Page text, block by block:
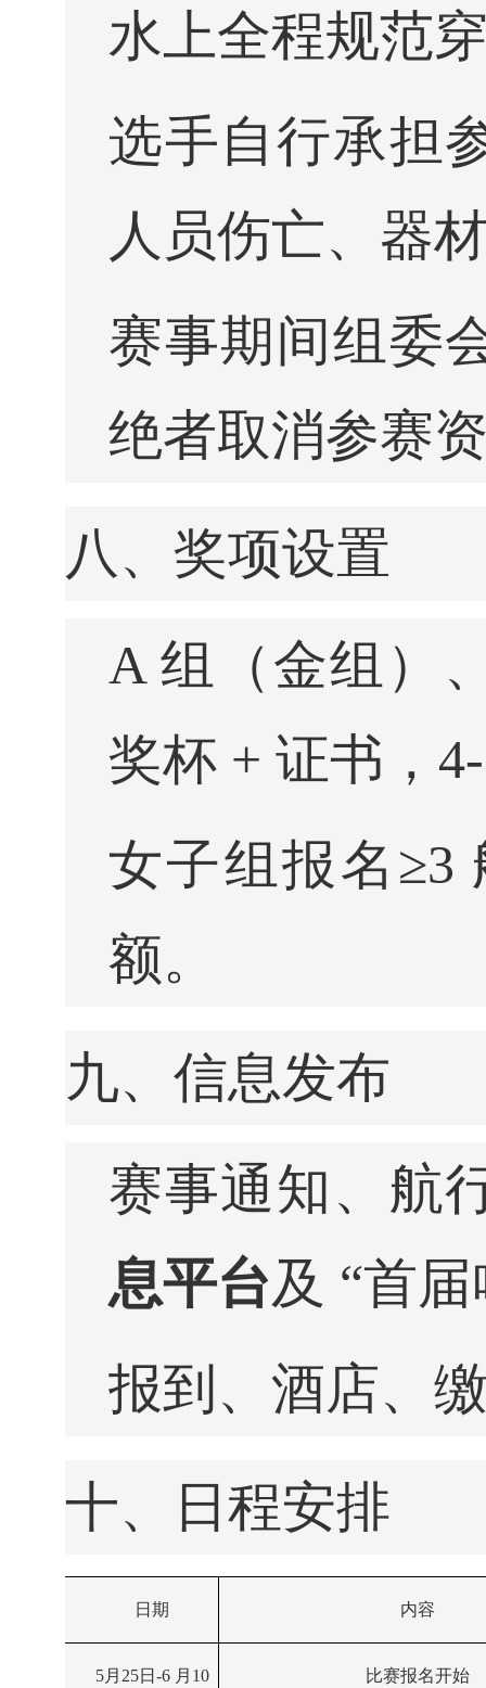
水上全程规范
选手自行承担
人员伤亡、器
赛事期间组委
绝者取消参赛
八、奖项设置
A 组（金组）
奖杯 + 证书，
女子组报名≥3
额。
九、信息发布
赛事通知、航
息平台及 “首
报到、酒店、
十、日程安排
日期 内容
5月25日-6 月10
比赛报名开始